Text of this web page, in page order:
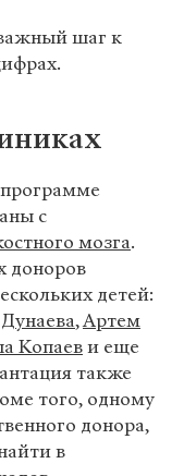
шаг к
с
мозга.
доноров
детей:
,Артем
Копаеви еще
также
того, одному
донора,
в